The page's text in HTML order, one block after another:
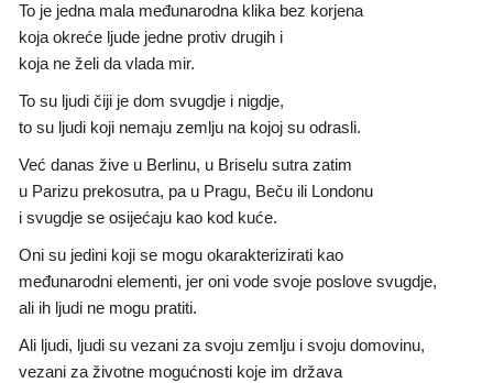
To je jedna mala međunarodna klika bez korjena
koja okreće ljude jedne protiv drugih i
koja ne želi da vlada mir.
To su ljudi čiji je dom svugdje i nigdje,
to su ljudi koji nemaju zemlju na kojoj su odrasli.
Već danas žive u Berlinu, u Briselu sutra zatim
u Parizu prekosutra, pa u Pragu, Beču ili Londonu
i svugdje se osijećaju kao kod kuće.
Oni su jedini koji se mogu okarakterizirati kao
međunarodni elementi, jer oni vode svoje poslove svugdje,
ali ih ljudi ne mogu pratiti.
Ali ljudi, ljudi su vezani za svoju zemlju i svoju domovinu,
vezani za životne mogućnosti koje im država